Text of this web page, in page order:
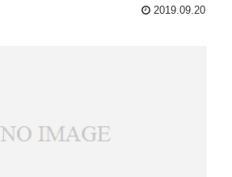
2019.09.20